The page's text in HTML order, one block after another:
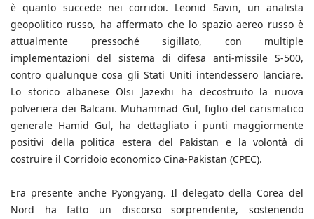
è quanto succede nei corridoi. Leonid Savin, un analista
geopolitico russo, ha affermato che lo spazio aereo russo è
attualmente pressoché sigillato, con multiple
implementazioni del sistema di difesa anti-missile S-500,
contro qualunque cosa gli Stati Uniti intendessero lanciare.
Lo storico albanese Olsi Jazexhi ha decostruito la nuova
polveriera dei Balcani. Muhammad Gul, figlio del carismatico
generale Hamid Gul, ha dettagliato i punti maggiormente
positivi della politica estera del Pakistan e la volontà di
costruire il Corridoio economico Cina-Pakistan (CPEC).
Era presente anche Pyongyang. Il delegato della Corea del
Nord ha fatto un discorso sorprendente, sostenendo